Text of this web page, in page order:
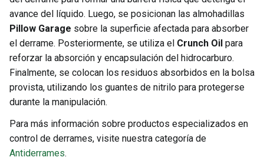
avance del líquido. Luego, se posicionan las almohadillas
Pillow Garage sobre la superficie afectada para absorber
el derrame. Posteriormente, se utiliza el Crunch Oil para
reforzar la absorción y encapsulación del hidrocarburo.
Finalmente, se colocan los residuos absorbidos en la bolsa
provista, utilizando los guantes de nitrilo para protegerse
durante la manipulación.
Para más información sobre productos especializados en
control de derrames, visite nuestra categoría de
Antiderrames.